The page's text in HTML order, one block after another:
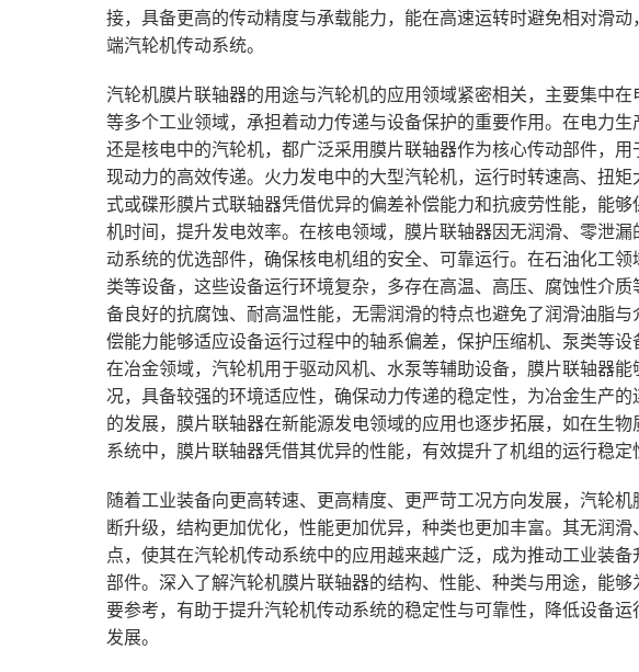
接，具备更高的传动精度与承载能力，能在高速运转时避免相对滑
端汽轮机传动系统。
汽轮机膜片联轴器的用途与汽轮机的应用领域紧密相关，主要集中
等多个工业领域，承担着动力传递与设备保护的重要作用。在电力
还是核电中的汽轮机，都广泛采用膜片联轴器作为核心传动部件，
现动力的高效传递。火力发电中的大型汽轮机，运行时转速高、扭
式或碟形膜片式联轴器凭借优异的偏差补偿能力和抗疲劳性能，能
机时间，提升发电效率。在核电领域，膜片联轴器因无润滑、零泄
动系统的优选部件，确保核电机组的安全、可靠运行。在石油化工
类等设备，这些设备运行环境复杂，多存在高温、高压、腐蚀性介
备良好的抗腐蚀、耐高温性能，无需润滑的特点也避免了润滑油脂
偿能力能够适应设备运行过程中的轴系偏差，保护压缩机、泵类等设
在冶金领域，汽轮机用于驱动风机、水泵等辅助设备，膜片联轴器
况，具备较强的环境适应性，确保动力传递的稳定性，为冶金生产
的发展，膜片联轴器在新能源发电领域的应用也逐步拓展，如在生
系统中，膜片联轴器凭借其优异的性能，有效提升了机组的运行稳定
随着工业装备向更高转速、更高精度、更严苛工况方向发展，汽轮
断升级，结构更加优化，性能更加优异，种类也更加丰富。其无润
点，使其在汽轮机传动系统中的应用越来越广泛，成为推动工业装
部件。深入了解汽轮机膜片联轴器的结构、性能、种类与用途，能
要参考，有助于提升汽轮机传动系统的稳定性与可靠性，降低设备
发展。